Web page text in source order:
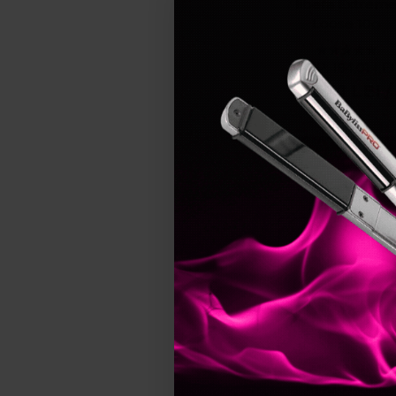
Textura non-lipicioasa
116,41
buc
PRP:
Adauga in cos
Pret special
Evagarden
Magnificent